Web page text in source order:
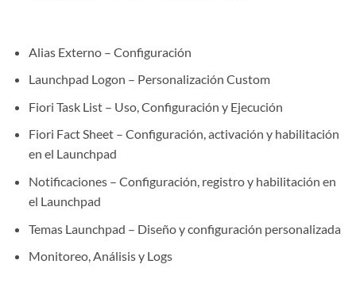
Alias Externo – Configuración
Launchpad Logon – Personalización Custom
Fiori Task List – Uso, Configuración y Ejecución
Fiori Fact Sheet – Configuración, activación y habilitación
en el Launchpad
Notificaciones – Configuración, registro y habilitación en
el Launchpad
Temas Launchpad – Diseño y configuración personalizada
Monitoreo, Análisis y Logs